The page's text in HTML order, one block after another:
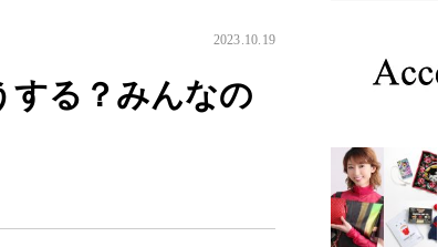
2023.10.19
する？みんなの